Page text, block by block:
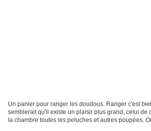
Un panier pour ranger les doudous. Ranger c'est
semblerait qu'il existe un plaisir plus grand, celui de
la chambre toutes les peluches et autres poupées.